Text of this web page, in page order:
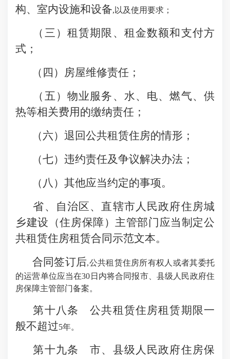
构、室内设施和设备,以及使用要求；
（三）租赁期限、租金数额和支付方
式；
（四）房屋维修责任；
（五）物业服务、水、电、燃气、供
热等相关费用的缴纳责任；
（六）退回公共租赁住房的情形；
（七）违约责任及争议解决办法；
（八）其他应当约定的事项。
省、自治区、直辖市人民政府住房城
乡建设（住房保障）主管部门应当制定公
共租赁住房租赁合同示范文本。
合同签订后,公共租赁住房所有权人或者其委托
的运营单位应当在30日内将合同报市、县级人民政府住
房保障主管部门备案。
第十八条 公共租赁住房租赁期限一
般不超过5年。
第十九条 市、县级人民政府住房保